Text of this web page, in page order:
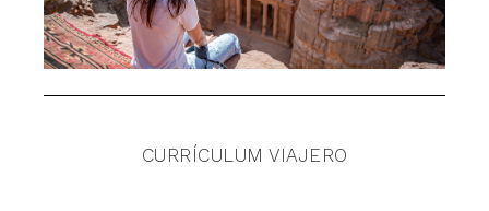
CURRÍCULUM VIAJERO